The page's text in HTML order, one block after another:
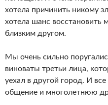
хотела причинить никому
хотела шанс
близким другом.
Мы очень сильно
виноваты третьи лица,
уехал в другой город. И
общение и многолетнюю